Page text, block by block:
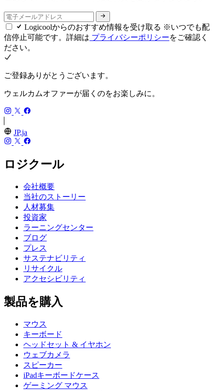
Logicoolからのおすすめ情報を受け取る ※いつでも配
信停止可能です。詳細は プライバシーポリシーをご確認く
ださい。
ご登録ありがとうございます。
ウェルカムオファーが届くのをお楽しみに。
JP,ja
ロジクール
会社概要
当社のストーリー
人材募集
投資家
ラーニングセンター
ブログ
プレス
サステナビリティ
リサイクル
アクセシビリティ
製品を購入
マウス
キーボード
ヘッドセット & イヤホン
ウェブカメラ
スピーカー
iPadキーボードケース
ゲーミング マウス